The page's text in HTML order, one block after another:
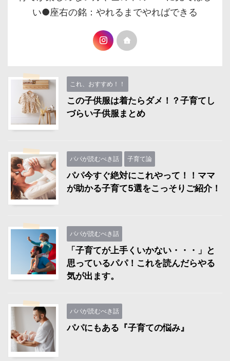
い●座右の銘：やれるまでやればできる
これ、おすすめ！！
この子供服は着たらダメ！？子育てし
づらい子供服まとめ
パパが読むべき話 子育て論
パパ今すぐ絶対にこれやって！！ママ
が助かる子育て5選をこっそりご紹介！
パパが読むべき話
「子育てが上手くいかない・・・」と
思っているパパ！これを読んだらやる
気が出ます。
パパが読むべき話
パパにもある『子育ての悩み』